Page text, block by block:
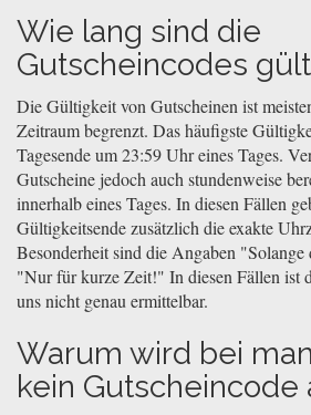
Wie lang sind die
Gutscheincodes
Die Gültigkeit von Gutscheinen ist
Zeitraum begrenzt. Das häufigste
Tagesende um 23:59 Uhr eines Tages.
Gutscheine jedoch auch stundenweise
innerhalb eines Tages. In diesen Fällen
Gültigkeitsende zusätzlich die exakte
Besonderheit sind die Angaben
"Nur für kurze Zeit!" In diesen Fällen ist
uns nicht genau ermittelbar.
Warum wird bei
kein Gutscheincode